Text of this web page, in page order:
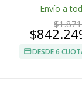
Envío a
DESDE 6